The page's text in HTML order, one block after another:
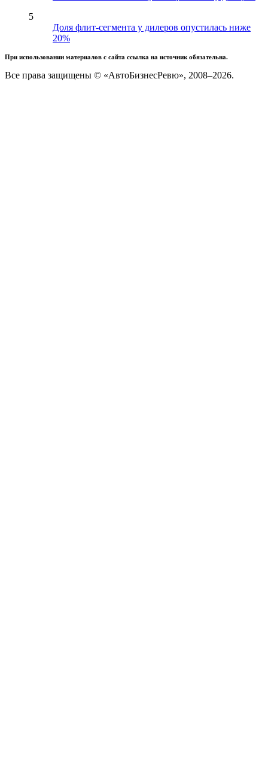
5
Доля флит-сегмента у дилеров опустилась ниже
20%
При использовании материалов с сайта ссылка на источник обязательна.
Все права защищены © «АвтоБизнесРевю», 2008–2026.